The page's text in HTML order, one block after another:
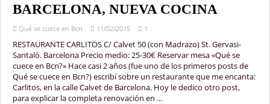
BARCELONA, NUEVA COCINA
Qué se cuece en Bcn 11/02/2015 1
RESTAURANTE CARLITOS C/ Calvet 50 (con Madrazo) St. Gervasi-
Santaló. Barcelona Precio medio: 25-30€ Reservar mesa «Qué se
cuece en Bcn?» Hace casi 2 años (fue uno de los primeros posts de
Qué se cuece en Bcn?) escribí sobre un restaurante que me encanta:
Carlitos, en la calle Calvet de Barcelona. Hoy le dedico otro post,
para explicar la completa renovación en …